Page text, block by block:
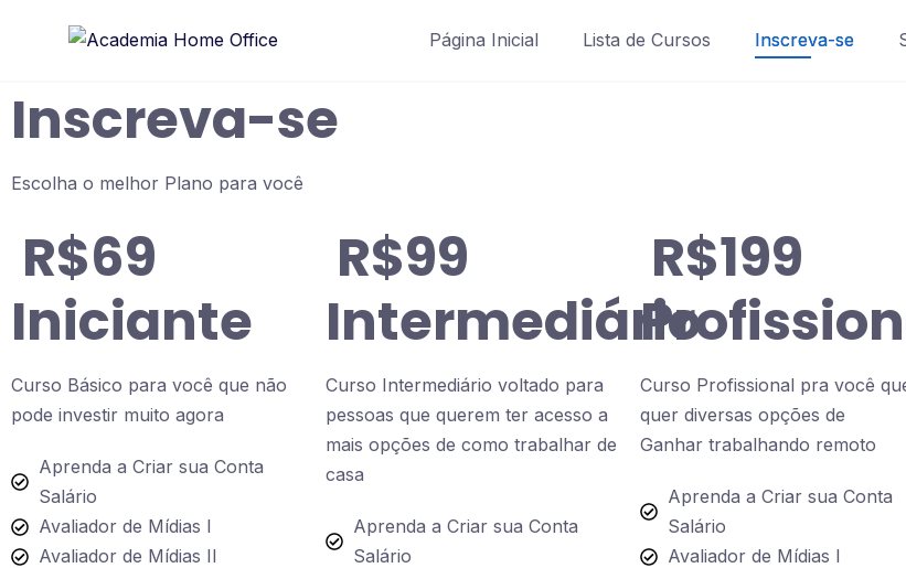
Página Inicial Lista de Cursos Inscreva-se
Inscreva-se
Escolha o melhor Plano para você
R$69
Iniciante
Curso Básico para você que não
pode investir muito agora
Aprenda a Criar sua Conta
Salário
Avaliador de Mídias I
Avaliador de Mídias II
R$99
Intermediário
Curso Intermediário voltado para
pessoas que querem ter acesso a
mais opções de como trabalhar de
casa
Aprenda a Criar sua Conta
Salário
R$199
Curso Profissional pra você
quer diversas opções de
Ganhar trabalhando remoto
Aprenda a Criar sua Conta
Salário
Avaliador de Mídias I